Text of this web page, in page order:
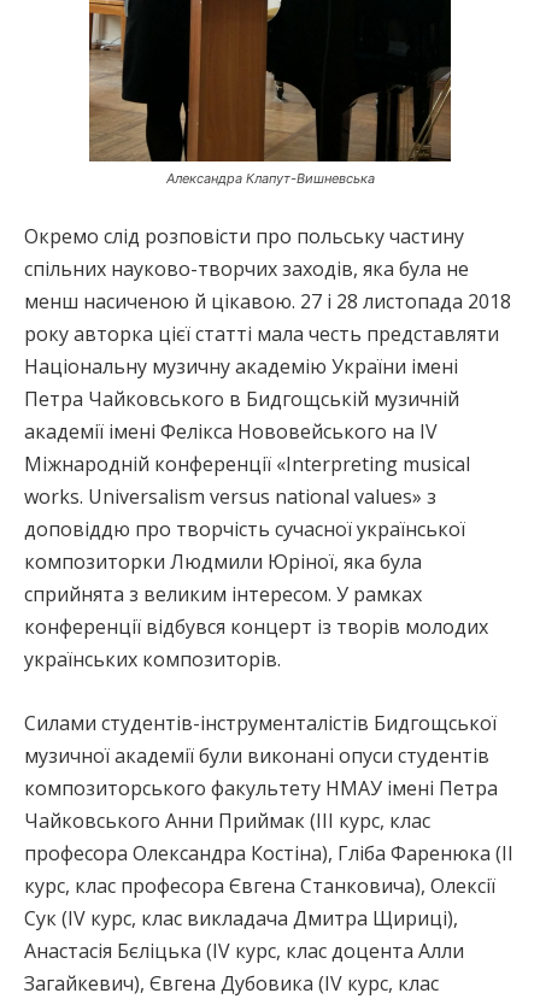
Александра Клапут-Вишневська
Окремо слід розповісти про польську частину
спільних науково-творчих заходів, яка була не
менш насиченою й цікавою. 27 і 28 листопада 2018
року авторка цієї статті мала честь представляти
Національну музичну академію України імені
Петра Чайковського в Бидгощській музичній
академії імені Фелікса Нововейського на IV
Міжнародній конференції «Interpreting musical
works. Universalism versus national values» з
доповіддю про творчість сучасної української
композиторки Людмили Юріної, яка була
сприйнята з великим інтересом. У рамках
конференції відбувся концерт із творів молодих
українських композиторів.
Силами студентів-інструменталістів Бидгощської
музичної академії були виконані опуси студентів
композиторського факультету НМАУ імені Петра
Чайковського Анни Приймак (ІІІ курс, клас
професора Олександра Костіна), Гліба Фаренюка (ІІ
курс, клас професора Євгена Станковича), Олексії
Сук (IV курс, клас викладача Дмитра Щириці),
Анастасія Бєліцька (IV курс, клас доцента Алли
Загайкевич), Євгена Дубовика (IV курс, клас